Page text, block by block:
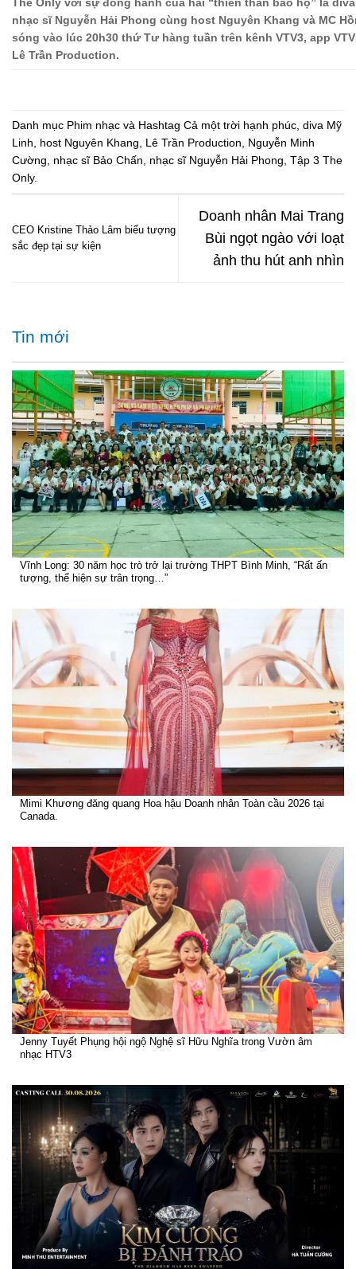
The Only với sự đồng hành của hai “thiên thần bảo hộ” là
nhạc sĩ Nguyễn Hải Phong cùng host Nguyên Khang và MC
sóng vào lúc 20h30 thứ Tư hàng tuần trên kênh VTV3, app
Lê Trần Production.
Danh mục Phim nhạc và Hashtag Cả một trời hạnh phúc diva Mỹ
Linh
host Nguyên Khang Lê Trần Production
Nguyễn Minh
Cường
nhạc sĩ Bảo Chấn nhạc sĩ Nguyễn Hải Phong Tập 3 The
Only.
CEO Kristine Thảo Lâm biểu tượng
sắc đẹp tại sự kiện
Doanh nhân Mai Trang
Bùi ngọt ngào với loạt
ảnh thu hút anh nhìn
Tin mới
Vĩnh Long: 30 năm học trò trở lại trường THPT Bình Minh, “Rất ấn
tượng, thể hiện sự trân trọng…”
Mimi Khương đăng quang Hoa hậu Doanh nhân Toàn cầu 2026 tại
Canada.
Jenny Tuyết Phụng hội ngộ Nghệ sĩ Hữu Nghĩa trong Vườn âm
nhạc HTV3